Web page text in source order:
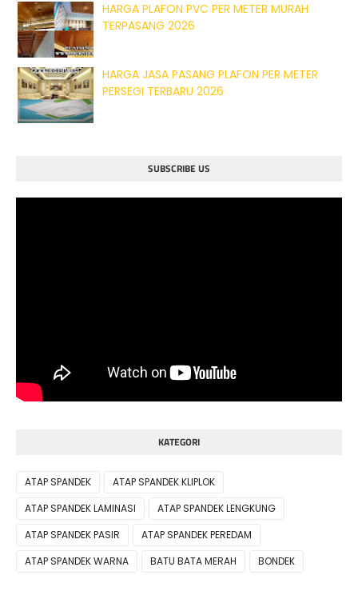
HARGA PLAFON PVC PER METER MURAH
TERPASANG 2026
HARGA JASA PASANG PLAFON PER METER
PERSEGI TERBARU 2026
SUBSCRIBE US
KATEGORI
ATAP SPANDEK
ATAP SPANDEK KLIPLOK
ATAP SPANDEK LAMINASI
ATAP SPANDEK LENGKUNG
ATAP SPANDEK PASIR
ATAP SPANDEK PEREDAM
ATAP SPANDEK WARNA
BATU BATA MERAH BONDEK